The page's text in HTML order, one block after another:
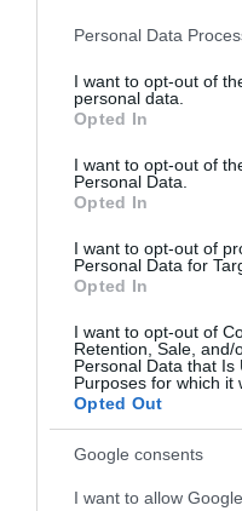
Please note that this
not limited to your visit or
grant or deny consent to
use your data for below
consent section.
Personal Data
I want to opt-out of
personal data.
Opted In
I want to opt-out of
Personal Data.
Opted In
I want to opt-out of
Personal Data for
Opted In
I want to opt-out of
Retention, Sale, and/
Personal Data that Is
Purposes for which it
Opted Out
Google consents
I want to allow
Μύκονος: Έψαχναν
ανακάλυψη κάτω από
05.08.2026 | 17:40
Τρόμος στην Εύβοια:
άγνωστοι εισέβαλαν σε
μέσα στη νύχτα – Δείτε
άρπαξαν
05.08.2026 | 17:20
Χαλκίδα: Νέο
μεταγραφικό μπαμ